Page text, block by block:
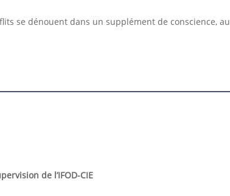
se dénouent dans un supplément de conscience, au
de l’IFOD-CIE